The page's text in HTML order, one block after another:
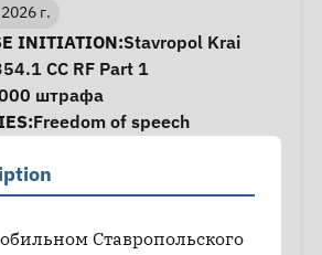
г.
INITIATION:Stavropol Krai
CC RF Part 1
штрафа
Freedom of speech
Ставропольского